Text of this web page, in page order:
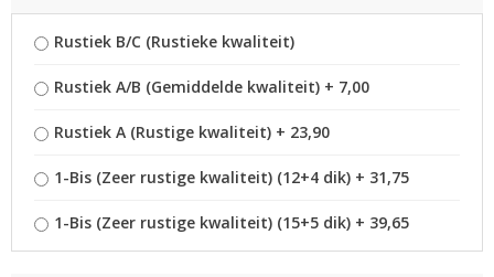
Rustiek B/C (Rustieke kwaliteit)
Rustiek A/B (Gemiddelde kwaliteit) + 7,00
Rustiek A (Rustige kwaliteit) + 23,90
1-Bis (Zeer rustige kwaliteit) (12+4 dik) + 31,75
1-Bis (Zeer rustige kwaliteit) (15+5 dik) + 39,65